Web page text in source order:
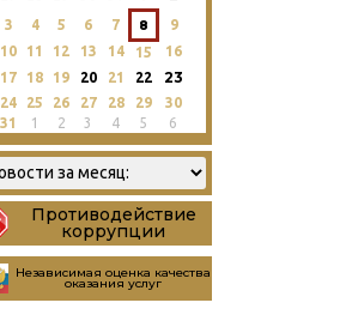
3 4 5 6 7 8
9
10
11 12 13 14 15
16
17
18 19 20 21 22 23
24 25 26 27 28 29
30
31
1 2 3 4 5 6
Противодействие
коррупции
Независимая оценка качества
оказания услуг